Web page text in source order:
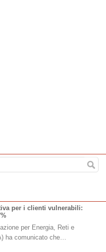
per i clienti vulnerabili:
per Energia, Reti e
ha comunicato che…